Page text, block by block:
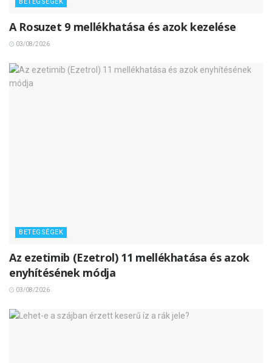
A Rosuzet 9 mellékhatása és azok kezelése
03/08/2026
BETEGSÉGEK
Az ezetimib (Ezetrol) 11 mellékhatása és azok
enyhítésének módja
03/08/2026